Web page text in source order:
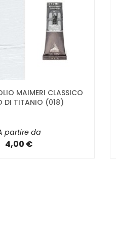
MAIMERI CLASSICO
DI TITANIO (018)
partire da
4,00 €